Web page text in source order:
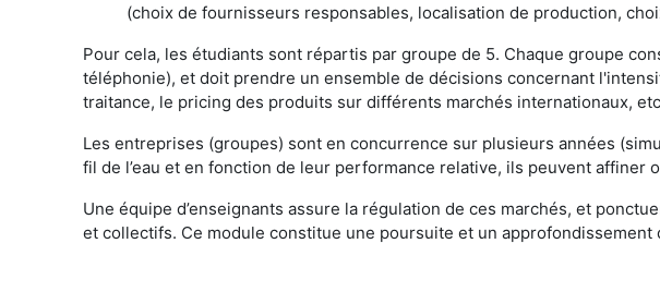
(choix de fournisseurs responsables, localisation de production,
Pour cela, les étudiants sont répartis par groupe de 5. Chaque groupe
téléphonie), et doit prendre un ensemble de décisions concernant
traitance, le pricing des produits sur différents marchés internationaux,
Les entreprises (groupes) sont en concurrence sur plusieurs années
fil de l’eau et en fonction de leur performance relative, ils peuvent affiner
Une équipe d’enseignants assure la régulation de ces marchés, et
et collectifs. Ce module constitue une poursuite et un approfondissement